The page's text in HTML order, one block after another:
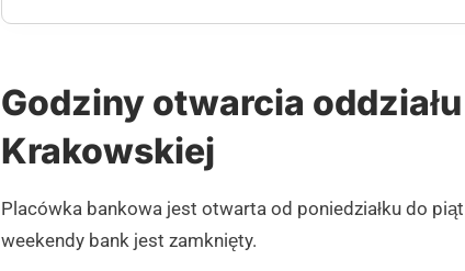
Godziny otwarcia
Krakowskiej
Placówka bankowa jest otwarta od poniedziałku do
weekendy bank jest zamknięty.